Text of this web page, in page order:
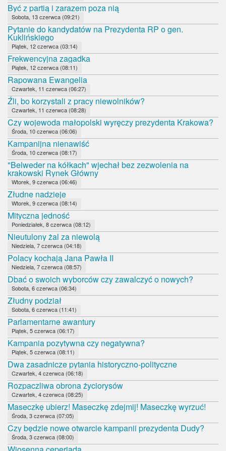
Być z partią i zarazem poza nią
Sobota, 13 czerwca (09:21)
Pytanie do kandydatów na Prezydenta RP o gen.
Kuklińskiego
Piątek, 12 czerwca (03:14)
Frekwencyjna zagadka
Piątek, 12 czerwca (08:11)
Rapowana Ewangelia
Czwartek, 11 czerwca (06:27)
Źli, bo korzystali z pracy niewolników?
Czwartek, 11 czerwca (08:28)
Czy wojewoda małopolski wyręczy prezydenta Krakowa?
Środa, 10 czerwca (06:06)
Kampanijna nienawiść
Środa, 10 czerwca (08:17)
"Belweder na kółkach" wjechał bez zezwolenia na
krakowski Rynek Główny
Wtorek, 9 czerwca (06:46)
Złudne nadzieje
Wtorek, 9 czerwca (08:14)
Mityczna jedność
Poniedziałek, 8 czerwca (08:12)
Nieutulony żal za niewolą
Niedziela, 7 czerwca (04:18)
Polacy kochają Jana Pawła II
Niedziela, 7 czerwca (08:57)
Dbać o swoich wyborców czy zawalczyć o nowych?
Sobota, 6 czerwca (06:34)
Złudny podział
Sobota, 6 czerwca (11:41)
Parlamentarne awantury
Piątek, 5 czerwca (06:17)
Kampania pozytywna czy negatywna?
Piątek, 5 czerwca (08:11)
Dwa zasadnicze pytania historyczno-polityczne
Czwartek, 4 czerwca (06:18)
Rozpaczliwa obrona życiorysów
Czwartek, 4 czerwca (08:25)
Maseczkę ubierz! Maseczkę zdejmij! Maseczkę wyrzuć!
Środa, 3 czerwca (07:05)
Czy będzie nowe otwarcie kampanii prezydenta Dudy?
Środa, 3 czerwca (08:00)